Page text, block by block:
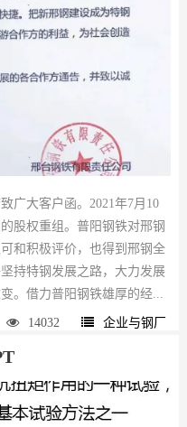
广大客户函。2021年7月10
股权重组。普阳钢铁对邢钢
和积极评价，也得到邢钢全
持特钢发展之路，大力发展
。借力普阳钢铁雄厚的经...
14032 企业与钢厂